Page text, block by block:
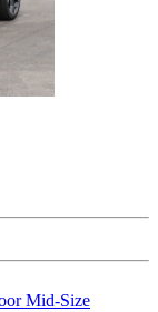
Mid-Size